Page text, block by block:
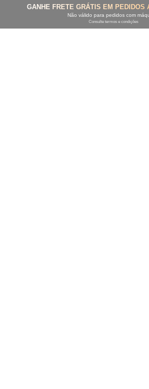
GANHE FRETE GRÁTIS EM PEDIDOS
Não válido para pedidos com
Consulte termos e condições